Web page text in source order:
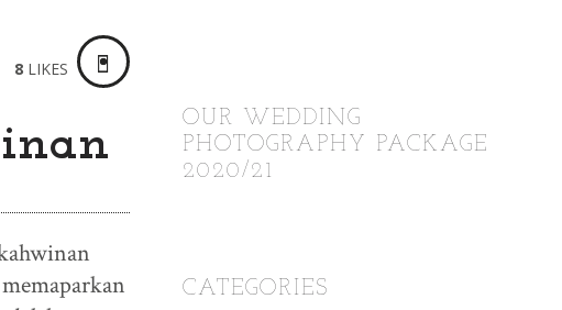
8LIKES
OUR WEDDING
PHOTOGRAPHY PACKAGE
2020/21
CATEGORIES